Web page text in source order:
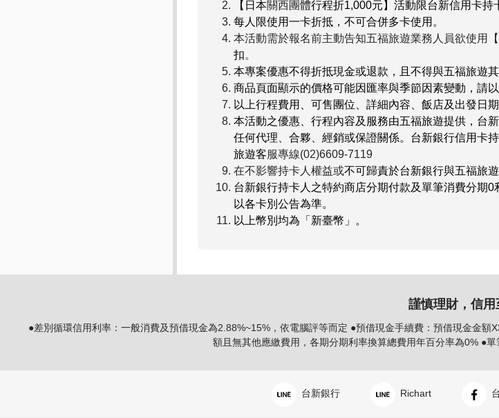
【日本關西團體行程折1,000元】活動限台新信用卡持
每人限使用一卡折抵，不可合併多卡使用。
本活動需於報名前主動告知五福旅遊業務人員欲使用
扣。
本專案優惠不得折抵現金或退款，且不得與五福旅遊
商品頁面顯示的價格可能因匯率與季節因素變動，請
以上行程費用、可售團位、詳細內容、飯店及出發日
本活動之優惠、行程內容及服務由五福旅遊提供，台
任何代理、合夥、經銷或保證關係。台新銀行信用卡
旅遊客服專線(02)6609-7119
在不影響持卡人權益或不可歸責於台新銀行與五福旅
台新銀行持卡人之特約商店分期付款及單筆消費分期
以各卡別公告為準。
以上幣別均為「新臺幣」。
謹慎理財，信用
●差別循環信用利率：一般消費及預借現金為2.88%~15%，依電腦評等而定 ●預借現金手續費：預借現金金
額且無其他應繳費用，各期分期利率換算總費用年百分率為0% ●
台新銀行 Richart